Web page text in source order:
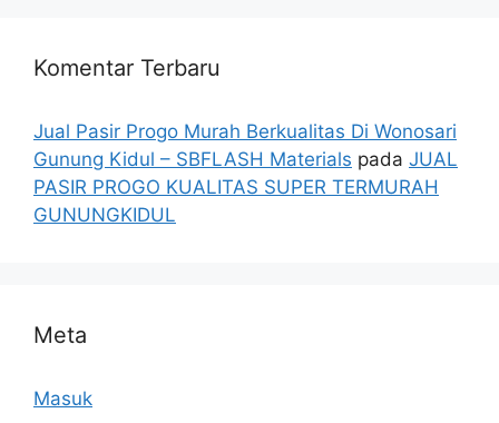
Komentar Terbaru
Jual Pasir Progo Murah Berkualitas Di Wonosari
Gunung Kidul – SBFLASH Materials pada JUAL
PASIR PROGO KUALITAS SUPER TERMURAH
GUNUNGKIDUL
Meta
Masuk